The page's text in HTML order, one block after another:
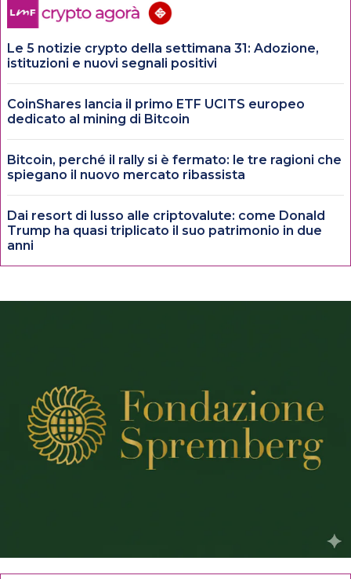
Le 5 notizie crypto della settimana 31: Adozione,
istituzioni e nuovi segnali positivi
CoinShares lancia il primo ETF UCITS europeo
dedicato al mining di Bitcoin
Bitcoin, perché il rally si è fermato: le tre ragioni che
spiegano il nuovo mercato ribassista
Dai resort di lusso alle criptovalute: come Donald
Trump ha quasi triplicato il suo patrimonio in due
anni